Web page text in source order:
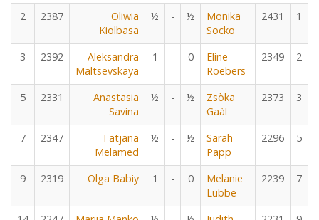
2 2387
Oliwia
Kiolbasa
½ - ½
Monika
Socko
2431 1
3 2392
Aleksandra
Maltsevskaya
1 - 0
Eline
Roebers
2349 2
5 2331
Anastasia
Savina
½ - ½
Zsòka
Gaàl
2373 3
7 2347
Tatjana
Melamed
½ - ½
Sarah
Papp
2296 5
9 2319 Olga Babiy 1 - 0
Melanie
Lubbe
2239 7